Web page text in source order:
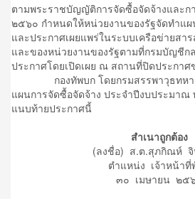
ตามพระราชบัญญัติการจัดซื้อจัดจ้างและก
๒๕๖๐ กำหนดให้หน่วยงานของรัฐจัดทำแผ
และประกาศเผยแพร่ในระบบเครือข่ายสา
และของหน่วยงานของรัฐตามที่กรมบัญชีก
ประกาศโดยเปิดเผย ณ สถานที่ปิดประกา
กองทัพบก โดยกรมสรรพาวุธทหาร
แผนการจัดซื้อจัดจ้าง ประจำปีงบประมา
แนบท้ายประกาศนี้
สำเนาถูกต้อง
(ลงชื่อ) ส.ต.สุภกิณห์
ตำแหน่ง เจ้าหน้าที่
๓๐ เมษายน ๒๕